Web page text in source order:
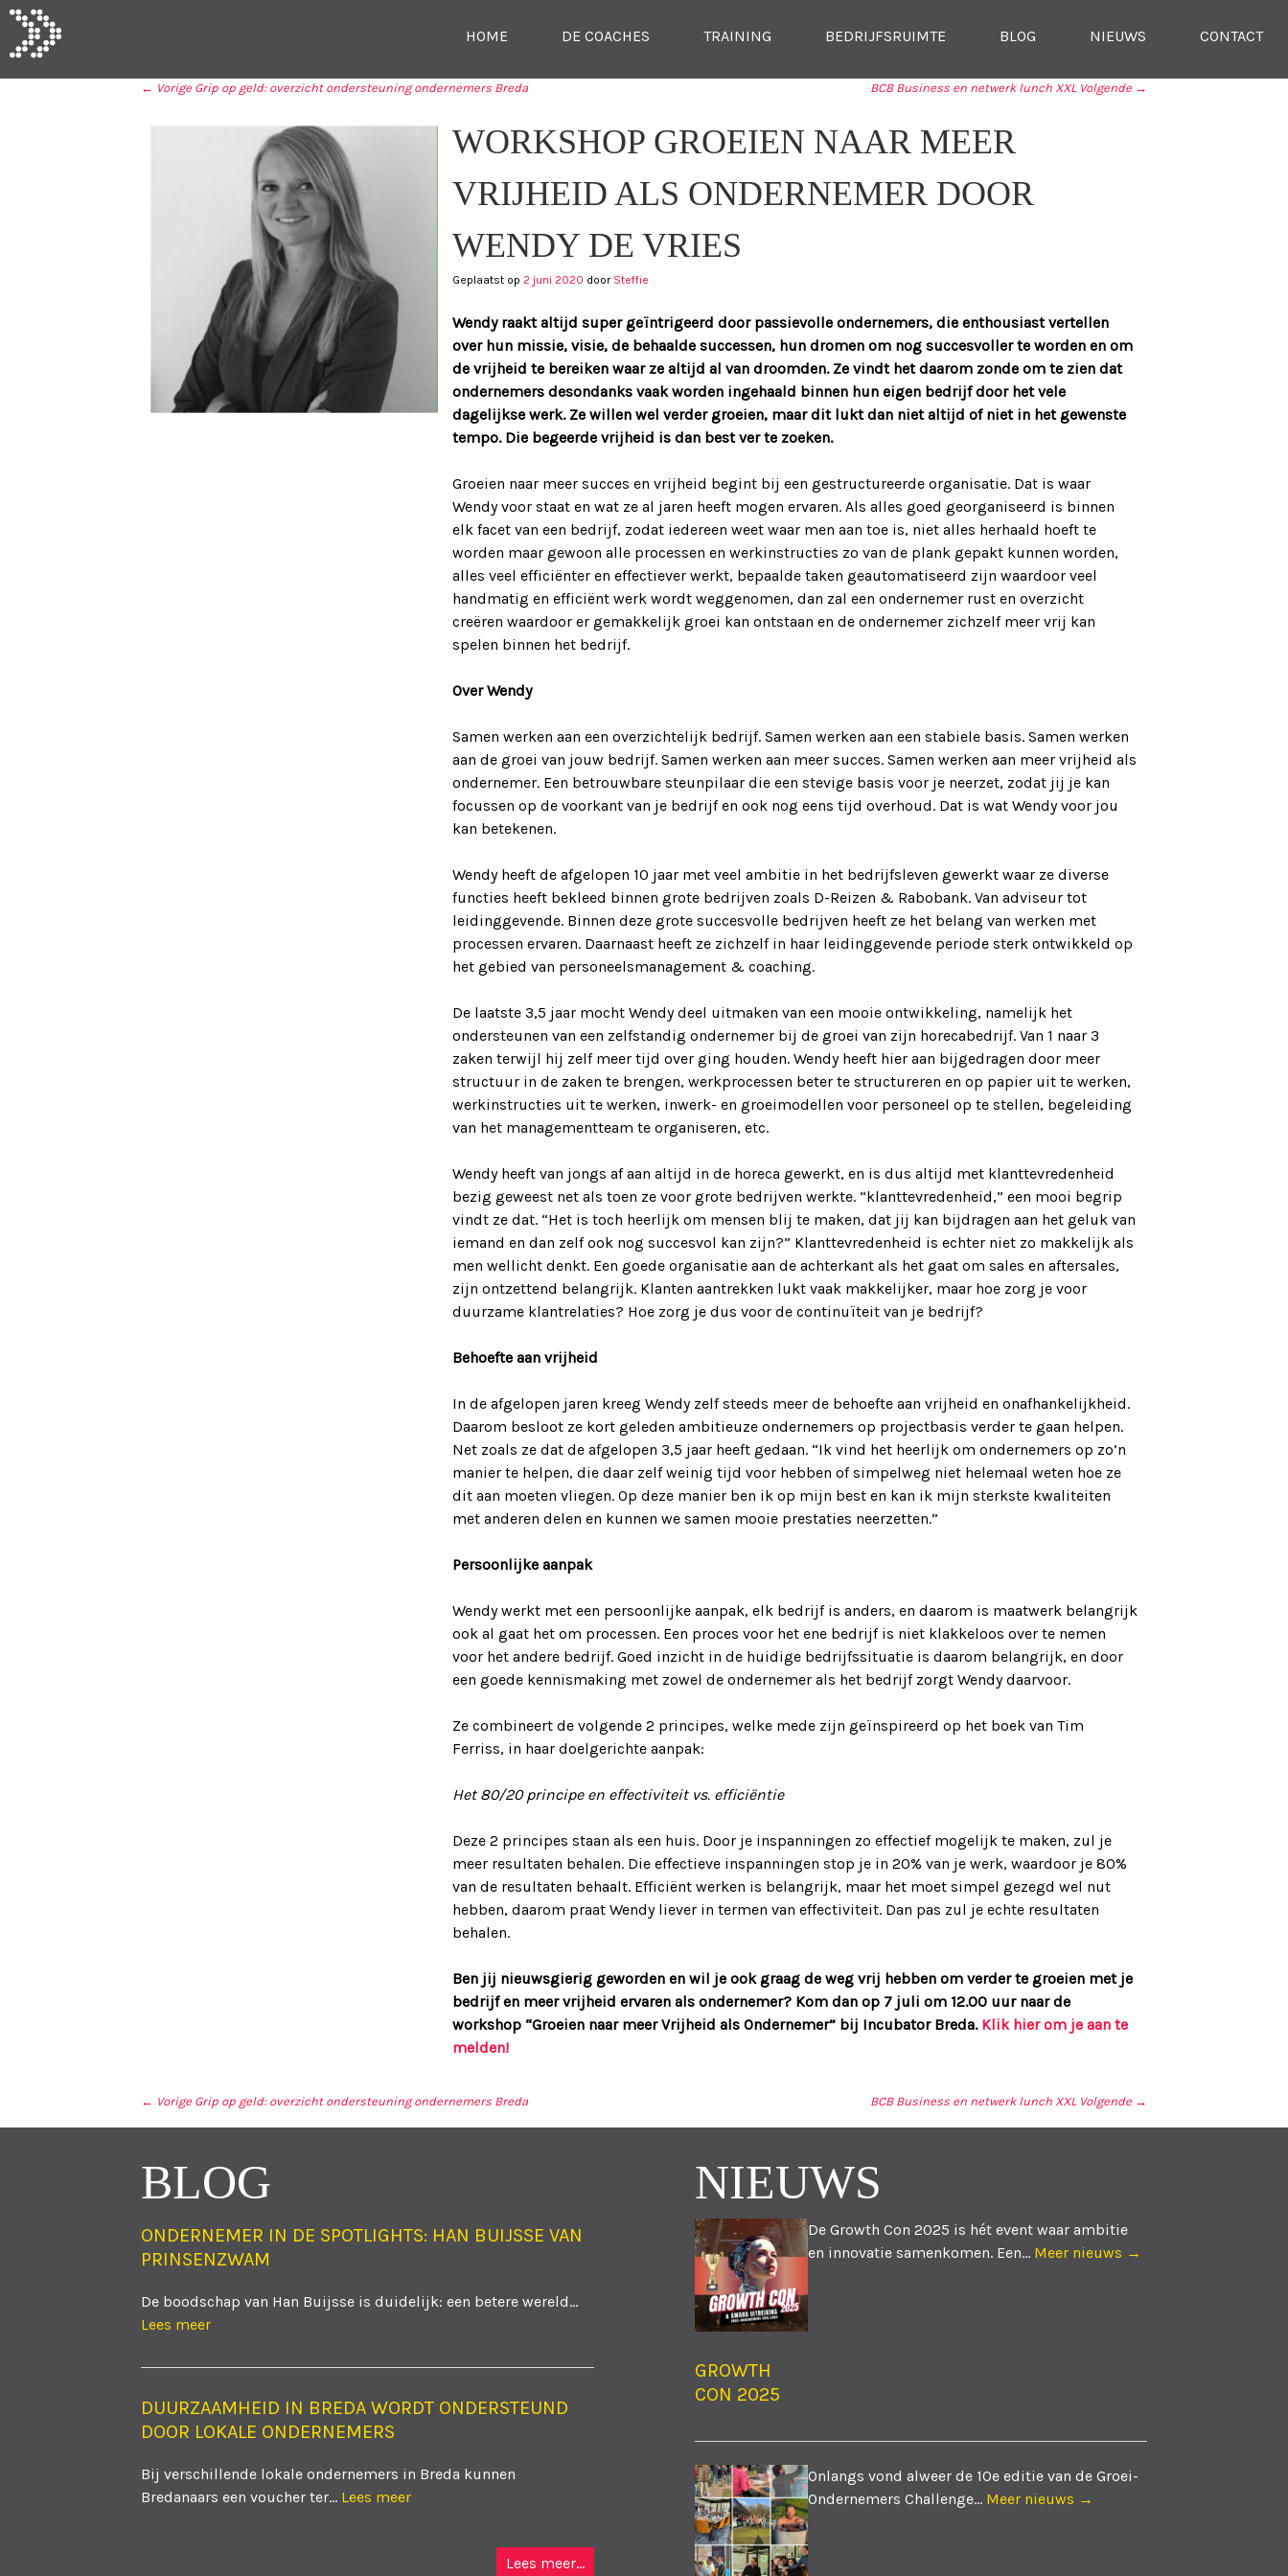
MENU
SKIP NAAR CONTENT
HOME DE COACHES TRAINING BEDRIJFSRUIMTE BLOG NIEUWS CONTACT
BERICHT NAVIGATIE
← Vorige Grip op geld: overzicht ondersteuning ondernemers Breda BCB Business en netwerk lunch XXL Volgende →
WORKSHOP GROEIEN NAAR MEER
VRIJHEID ALS ONDERNEMER DOOR
WENDY DE VRIES
Geplaatst op 2 juni 2020 door Steffie
Wendy raakt altijd super geïntrigeerd door passievolle ondernemers, die enthousiast vertellen
over hun missie, visie, de behaalde successen, hun dromen om nog succesvoller te worden en om
de vrijheid te bereiken waar ze altijd al van droomden. Ze vindt het daarom zonde om te zien dat
ondernemers desondanks vaak worden ingehaald binnen hun eigen bedrijf door het vele
dagelijkse werk. Ze willen wel verder groeien, maar dit lukt dan niet altijd of niet in het gewenste
tempo. Die begeerde vrijheid is dan best ver te zoeken.
Groeien naar meer succes en vrijheid begint bij een gestructureerde organisatie. Dat is waar
Wendy voor staat en wat ze al jaren heeft mogen ervaren. Als alles goed georganiseerd is binnen
elk facet van een bedrijf, zodat iedereen weet waar men aan toe is, niet alles herhaald hoeft te
worden maar gewoon alle processen en werkinstructies zo van de plank gepakt kunnen worden,
alles veel efficiënter en effectiever werkt, bepaalde taken geautomatiseerd zijn waardoor veel
handmatig en efficiënt werk wordt weggenomen, dan zal een ondernemer rust en overzicht
creëren waardoor er gemakkelijk groei kan ontstaan en de ondernemer zichzelf meer vrij kan
spelen binnen het bedrijf.
Over Wendy
Samen werken aan een overzichtelijk bedrijf. Samen werken aan een stabiele basis. Samen werken
aan de groei van jouw bedrijf. Samen werken aan meer succes. Samen werken aan meer vrijheid als
ondernemer. Een betrouwbare steunpilaar die een stevige basis voor je neerzet, zodat jij je kan
focussen op de voorkant van je bedrijf en ook nog eens tijd overhoud. Dat is wat Wendy voor jou
kan betekenen.
Wendy heeft de afgelopen 10 jaar met veel ambitie in het bedrijfsleven gewerkt waar ze diverse
functies heeft bekleed binnen grote bedrijven zoals D-Reizen & Rabobank. Van adviseur tot
leidinggevende. Binnen deze grote succesvolle bedrijven heeft ze het belang van werken met
processen ervaren. Daarnaast heeft ze zichzelf in haar leidinggevende periode sterk ontwikkeld op
het gebied van personeelsmanagement & coaching.
De laatste 3,5 jaar mocht Wendy deel uitmaken van een mooie ontwikkeling, namelijk het
ondersteunen van een zelfstandig ondernemer bij de groei van zijn horecabedrijf. Van 1 naar 3
zaken terwijl hij zelf meer tijd over ging houden. Wendy heeft hier aan bijgedragen door meer
structuur in de zaken te brengen, werkprocessen beter te structureren en op papier uit te werken,
werkinstructies uit te werken, inwerk- en groeimodellen voor personeel op te stellen, begeleiding
van het managementteam te organiseren, etc.
Wendy heeft van jongs af aan altijd in de horeca gewerkt, en is dus altijd met klanttevredenheid
bezig geweest net als toen ze voor grote bedrijven werkte. “klanttevredenheid,” een mooi begrip
vindt ze dat. “Het is toch heerlijk om mensen blij te maken, dat jij kan bijdragen aan het geluk van
iemand en dan zelf ook nog succesvol kan zijn?” Klanttevredenheid is echter niet zo makkelijk als
men wellicht denkt. Een goede organisatie aan de achterkant als het gaat om sales en aftersales,
zijn ontzettend belangrijk. Klanten aantrekken lukt vaak makkelijker, maar hoe zorg je voor
duurzame klantrelaties? Hoe zorg je dus voor de continuïteit van je bedrijf?
Behoefte aan vrijheid
In de afgelopen jaren kreeg Wendy zelf steeds meer de behoefte aan vrijheid en onafhankelijkheid.
Daarom besloot ze kort geleden ambitieuze ondernemers op projectbasis verder te gaan helpen.
Net zoals ze dat de afgelopen 3,5 jaar heeft gedaan. “Ik vind het heerlijk om ondernemers op zo’n
manier te helpen, die daar zelf weinig tijd voor hebben of simpelweg niet helemaal weten hoe ze
dit aan moeten vliegen. Op deze manier ben ik op mijn best en kan ik mijn sterkste kwaliteiten
met anderen delen en kunnen we samen mooie prestaties neerzetten.”
Persoonlijke aanpak
Wendy werkt met een persoonlijke aanpak, elk bedrijf is anders, en daarom is maatwerk belangrijk
ook al gaat het om processen. Een proces voor het ene bedrijf is niet klakkeloos over te nemen
voor het andere bedrijf. Goed inzicht in de huidige bedrijfssituatie is daarom belangrijk, en door
een goede kennismaking met zowel de ondernemer als het bedrijf zorgt Wendy daarvoor.
Ze combineert de volgende 2 principes, welke mede zijn geïnspireerd op het boek van Tim
Ferriss, in haar doelgerichte aanpak:
Het 80/20 principe en effectiviteit vs. efficiëntie
Deze 2 principes staan als een huis. Door je inspanningen zo effectief mogelijk te maken, zul je
meer resultaten behalen. Die effectieve inspanningen stop je in 20% van je werk, waardoor je 80%
van de resultaten behaalt. Efficiënt werken is belangrijk, maar het moet simpel gezegd wel nut
hebben, daarom praat Wendy liever in termen van effectiviteit. Dan pas zul je echte resultaten
behalen.
Ben jij nieuwsgierig geworden en wil je ook graag de weg vrij hebben om verder te groeien met je
bedrijf en meer vrijheid ervaren als ondernemer? Kom dan op 7 juli om 12.00 uur naar de
workshop “Groeien naar meer Vrijheid als Ondernemer” bij Incubator Breda. Klik hier om je aan te
melden!
BERICHT NAVIGATIE
← Vorige Grip op geld: overzicht ondersteuning ondernemers Breda BCB Business en netwerk lunch XXL Volgende →
BLOG
ONDERNEMER IN DE SPOTLIGHTS: HAN BUIJSSE VAN
PRINSENZWAM
De boodschap van Han Buijsse is duidelijk: een betere wereld...
Lees meer
DUURZAAMHEID IN BREDA WORDT ONDERSTEUND
DOOR LOKALE ONDERNEMERS
Bij verschillende lokale ondernemers in Breda kunnen
Bredanaars een voucher ter... Lees meer
Lees meer...
NIEUWS
GROWTH
CON 2025
De Growth Con 2025 is hét event waar ambitie
en innovatie samenkomen. Een... Meer nieuws →
Onlangs vond alweer de 10e editie van de Groei-
Ondernemers Challenge... Meer nieuws →